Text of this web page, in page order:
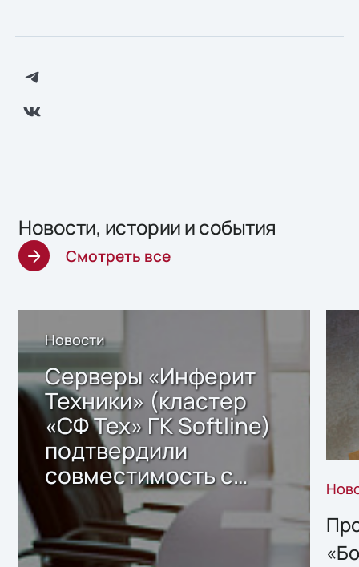
Новости, истории и события
Смотреть все
Новости
Серверы «Инферит
Техники» (кластер
«СФ Тех» ГК Softline)
подтвердили
совместимость с
решением Sharx
Storage 2.x для
хранения данных